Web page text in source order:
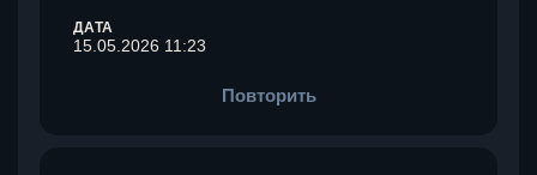
ДАТА
15.05.2026 11:23
Повторить